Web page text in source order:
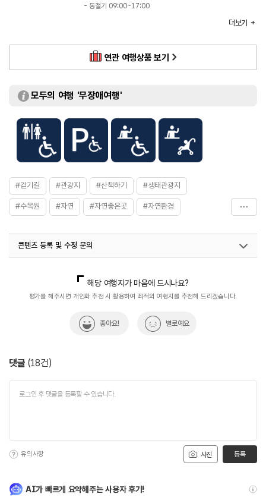
- 동절기 09:00~17:00
- 설·추석 당일
가능
이용가능시설
산림욕장 / 체력단련실 / 희귀특산수종원 / 관목원 /
수생식물원 등
더보기
연관 여행상품 보기
모두의 여행 '무장애여행'
#걷기길 #관광지 #산책하기 #생태관광지
#수목원 #자연 #자연좋은곳 #자연환경
#휴양여행 #힐링산책
콘텐츠 등록 및 수정 문의
열린관광콘텐츠팀(열린관광-모두의여행)
033-738-3425
해당 여행지가 마음에 드시나요?
평가를 해주시면 개인화 추천 시 활용하여 최적의 여행지를 추천해 드리겠습니다.
좋아요! 별로예요
댓글 (18건)
사진
유의사항 등록
AI가 빠르게 요약해주는 사용자 후기!